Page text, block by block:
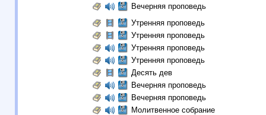
Вечерняя проповедь
Утренняя проповедь
Утренняя проповедь
Утренняя проповедь
Утренняя проповедь
Десять дев
Вечерняя проповедь
Вечерняя проповедь
Молитвенное собрание